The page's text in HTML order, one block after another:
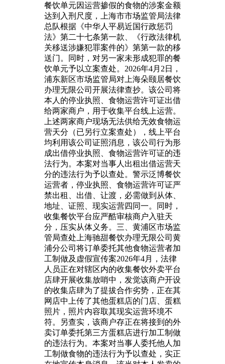
餐饮单元因运营掺假的食物的涉案金额
达到入刑尺度，上海市市场监管局法律
总队根据《中华人平易近国行政惩罚
法》第二十七条第一款、《行政法律机
关移送涉嫌犯罪案件的》第第一款的移
送门。同时，对另一家未形成犯罪的餐
饮单元予以立案查处。2026年4月2日，
浦东新区市场监管局对上海朵颐居餐饮
办理无限公司开展法律查抄。该公司将
本人的停业执照、食物运营许可证出借
给两家商户，用于收集平台线上运营。
上述两家商户现场无法供给无效食物运
营天分（已另行立案查处），线上平台
均利用该公司证照消息，该公司行为形
成出借停业执照、食物运营许可证的违
法行为。本案对当事人出租出借运营天
分的违法行为予以查处。警示泛博餐饮
运营者，停业执照、食物运营许可证严
禁出租、出借、让渡，必需做到从体、
地址、证照、现实运营四同一。同时，
收集餐饮平台应严酷审核商户入驻天
分，压实从体义务。三、黄浦区市场监
管局查处上海驰甜餐饮办理无限公司黄
浦分公司将订单委托其他食物运营者加
工制做及虚假宣传案2026年4月，法律
人员正在对辖区内的收集餐饮外卖平台
店肆开展收集放哨中，发觉该商户开设
的收集店肆为了提拔合作劣势，正在其
网店中上传了其他蛋糕店的门店、蛋糕
照片，照片内容取其现实运营环境不
符。另查实，该商户存正在将接到的外
卖订单委托第三方蛋糕店进行加工制做
的违法行为。本案对当事人委托他人加
工制做食物的违法行为予以查处，实正